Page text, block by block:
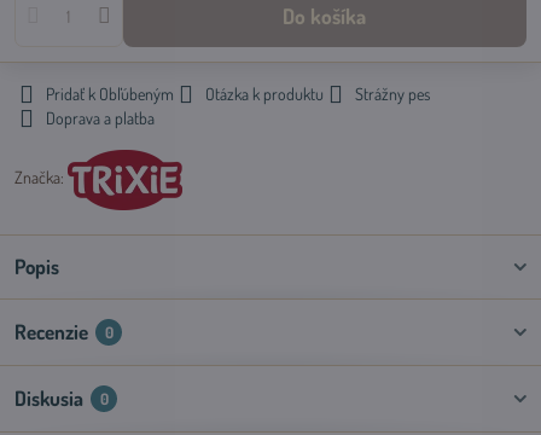
Do košíka
Pridať k Obľúbeným Otázka k produktu
Strážny pes
Doprava a platba
Značka:
Popis
Recenzie 0
Diskusia 0